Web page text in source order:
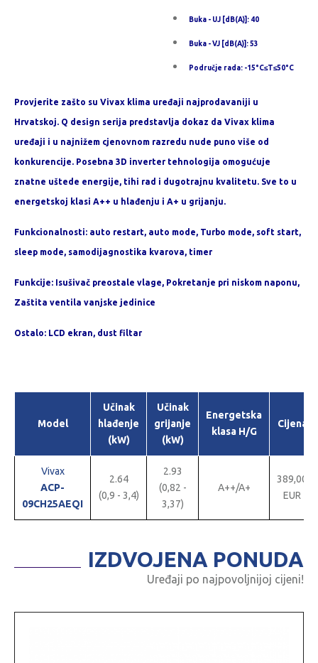
Buka - UJ [dB(A)]: 40
Buka - VJ [dB(A)]: 53
Područje rada: -15°C≤T≤50°C
Provjerite zašto su Vivax klima uređaji najprodavaniji u
Hrvatskoj. Q design serija predstavlja dokaz da Vivax klima
uređaji i u najnižem cjenovnom razredu nude puno više od
konkurencije. Posebna 3D inverter tehnologija omogućuje
znatne uštede energije, tihi rad i dugotrajnu kvalitetu. Sve to u
energetskoj klasi A++ u hlađenju i A+ u grijanju.
Funkcionalnosti: auto restart, auto mode, Turbo mode, soft start,
sleep mode, samodijagnostika kvarova, timer
Funkcije: Isušivač preostale vlage, Pokretanje pri niskom naponu,
Zaštita ventila vanjske jedinice
Ostalo: LCD ekran, dust filtar
Model
Učinak
hlađenje
(kW)
Učinak
grijanje
(kW)
Energetska
klasa H/G
Cijena
Vivax
ACP-
09CH25AEQI
2.64
(0,9 - 3,4)
2.93
(0,82 -
3,37)
A++/A+
389,00
EUR
IZDVOJENA PONUDA
Uređaji po najpovoljnijoj cijeni!